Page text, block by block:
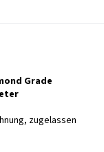
Grade
zugelassen